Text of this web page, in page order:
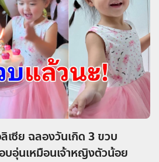
เซีย ฉลองวันเกิด 3 ขวบ
บอุ่นเหมือนเจ้าหญิงตัวน้อย